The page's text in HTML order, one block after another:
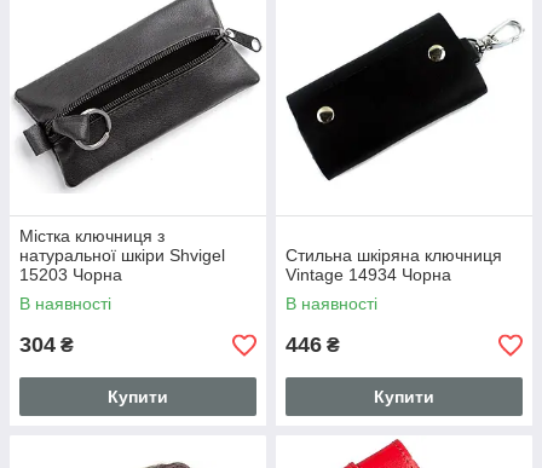
Містка ключниця з
натуральної шкіри Shvigel
15203 Чорна
В наявності
304 ₴
Купити
Стильна шкіряна ключниця
Vintage 14934 Чорна
В наявності
446 ₴
Купити